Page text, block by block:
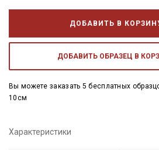
ДОБАВИТЬ В
ДОБАВИТЬ ОБРАЗЕЦ В
Вы можете заказать 5 бесплатных
10см
Характеристики